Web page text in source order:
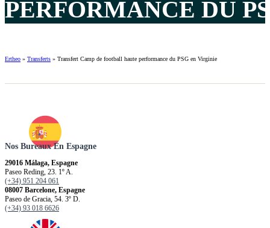
PERFORMANCE DU
Ertheo » Transferts » Transfert Camp de football haute performance du PSG en Virginie
Nos Bureaux En Espagne
29016 Málaga, Espagne
Paseo Reding, 23. 1º A.
(+34) 951 204 061
08007 Barcelone, Espagne
Paseo de Gracia, 54. 3º D.
(+34) 93 018 6626